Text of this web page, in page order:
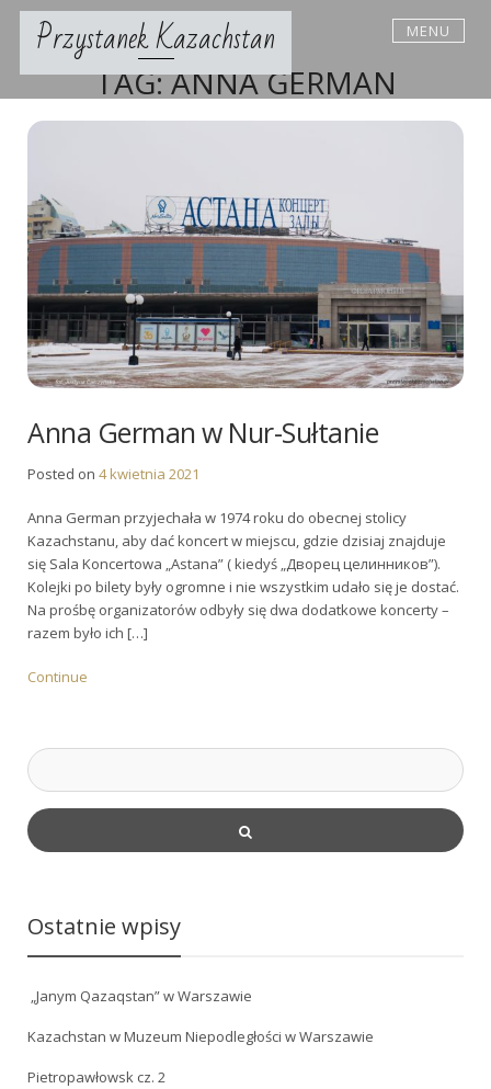
Skip
Przystanek Kazachstan MENU
TAG:ANNA GERMAN
Anna German w Nur-Sułtanie
Posted on 4 kwietnia 2021
Anna German przyjechała w 1974 roku do obecnej stolicy
Kazachstanu, aby dać koncert w miejscu, gdzie dzisiaj znajduje
się Sala Koncertowa „Astana” ( kiedyś „Дворeц целинников”).
Kolejki po bilety były ogromne i nie wszystkim udało się je dostać.
Na prośbę organizatorów odbyły się dwa dodatkowe koncerty –
razem było ich […]
Continue
Ostatnie wpisy
„Janym Qazaqstan” w Warszawie
Kazachstan w Muzeum Niepodległości w Warszawie
Pietropawłowsk cz. 2